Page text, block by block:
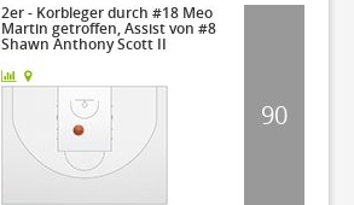
2er - Korbleger durch #18 Meo
Martin getroffen, Assist von #8
Shawn Anthony Scott II
90